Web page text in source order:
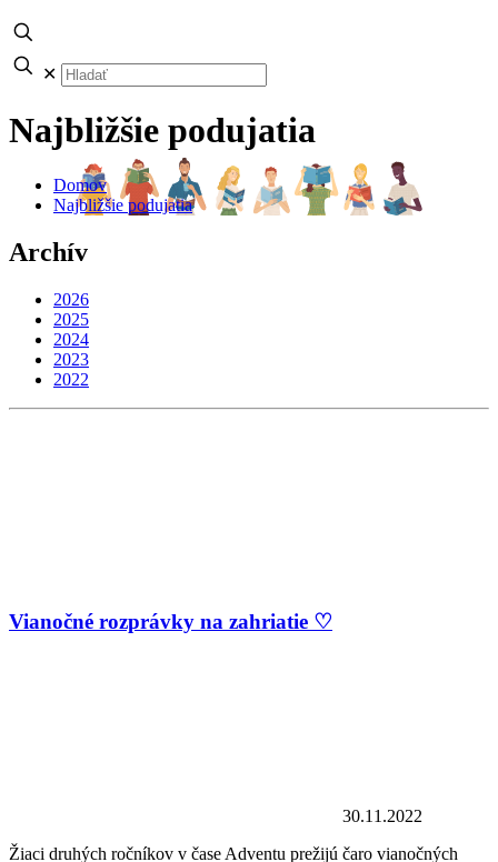
✕
Najbližšie podujatia
Domov
Najbližšie podujatia
Archív
2026
2025
2024
2023
2022
Vianočné rozprávky na zahriatie ♡
30.11.2022
Žiaci druhých ročníkov v čase Adventu prežijú čaro vianočných